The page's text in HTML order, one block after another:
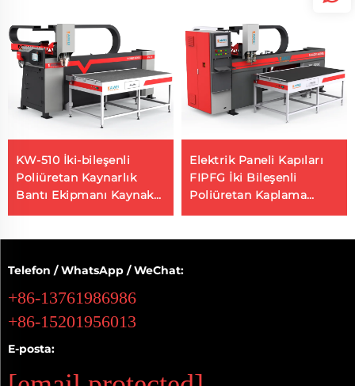
KW-510 İki-bileşenli
Poliüretan Kaynarlık
Bantı Ekipmanı Kaynak
Üretici Silikon Kaynarlık
Elektrik Paneli Kapıları
FIPFG İki Bileşenli
Poliüretan Kaplama
Makinesi
Telefon / WhatsApp / WeChat:
+86-13761986986
+86-15201956013
E-posta: